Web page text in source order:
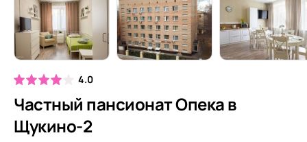
4.0
Частный пансионат Опека в
Щукино-2